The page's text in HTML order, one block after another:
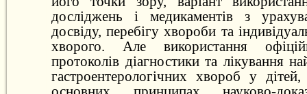
досліджень і медикаментів з
досвіду, перебігу хвороби та
хворого. Але використання
протоколів діагностики та лікування
гастроентерологічних хвороб у